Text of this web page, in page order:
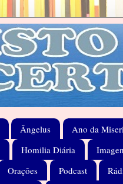
Ângelus Ano da
Homilia Diária
Orações Podcast